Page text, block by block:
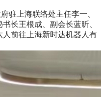
上海联络处主任李一、
长王根成、副会长蓝昕、
前往上海新时达机器人有